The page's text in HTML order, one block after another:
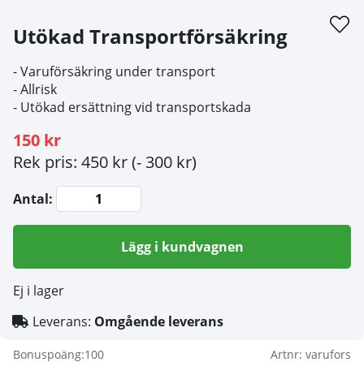
Utökad Transportförsäkring
- Varuförsäkring under transport
- Allrisk
- Utökad ersättning vid transportskada
150 kr
Rek pris: 450 kr(- 300 kr)
Antal:
Lägg i kundvagnen
Ej i lager
Leverans: Omgående leverans
Bonuspoäng:100 Artnr: varufors